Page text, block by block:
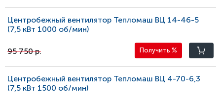
Центробежный вентилятор Тепломаш ВЦ 14-46-5
(7,5 кВт 1000 oб/мин)
95 750 р. Получить %
Центробежный вентилятор Тепломаш ВЦ 4-70-6,3
(7,5 кВт 1500 oб/мин)